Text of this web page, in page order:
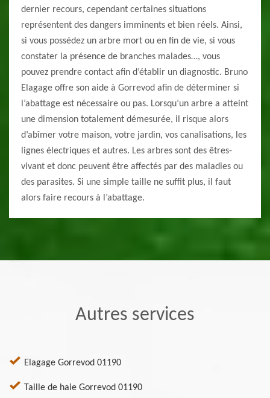
dernier recours, cependant certaines situations
représentent des dangers imminents et bien réels. Ainsi,
si vous possédez un arbre mort ou en fin de vie, si vous
constater la présence de branches malades…, vous
pouvez prendre contact afin d’établir un diagnostic. Bruno
Elagage offre son aide à Gorrevod afin de déterminer si
l’abattage est nécessaire ou pas. Lorsqu’un arbre a atteint
une dimension totalement démesurée, il risque alors
d’abîmer votre maison, votre jardin, vos canalisations, les
lignes électriques et autres. Les arbres sont des êtres-
vivant et donc peuvent être affectés par des maladies ou
des parasites. Si une simple taille ne suffit plus, il faut
alors faire recours à l’abattage.
Autres services
Elagage Gorrevod 01190
Taille de haie Gorrevod 01190